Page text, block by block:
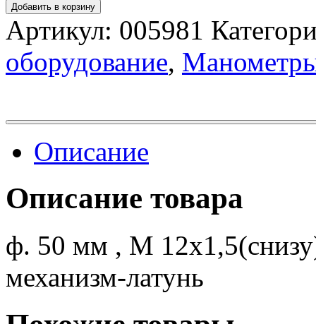
Добавить в корзину
Артикул: 005981
оборудование,
Описание
Описание товара
ф. 50 мм , М
механизм-латунь